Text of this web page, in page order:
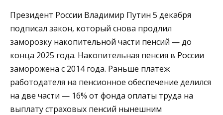
Президент России Владимир Путин 5 декабря
подписал закон, который снова продлил
заморозку накопительной части пенсий — до
конца 2025 года. Накопительная пенсия в России
заморожена с 2014 года. Раньше платеж
работодателя на пенсионное обеспечение делился
на две части — 16% от фонда оплаты труда на
выплату страховых пенсий нынешним